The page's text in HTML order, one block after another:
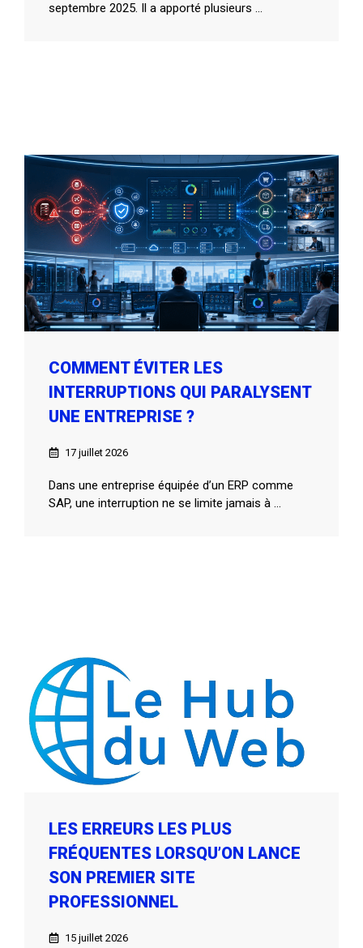
septembre 2025. Il a apporté plusieurs ...
COMMENT ÉVITER LES
INTERRUPTIONS QUI PARALYSENT
UNE ENTREPRISE ?
17 juillet 2026
Dans une entreprise équipée d’un ERP comme
SAP, une interruption ne se limite jamais à ...
LES ERREURS LES PLUS
FRÉQUENTES LORSQU’ON LANCE
SON PREMIER SITE
PROFESSIONNEL
15 juillet 2026